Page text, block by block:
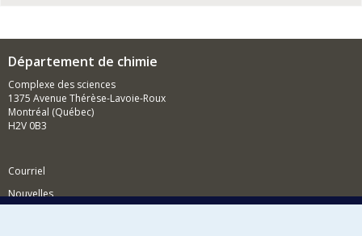
Département de chimie
Complexe des sciences
1375 Avenue Thérèse-Lavoie-Roux
Montréal (Québec)
H2V 0B3
Courriel
Nouvelles